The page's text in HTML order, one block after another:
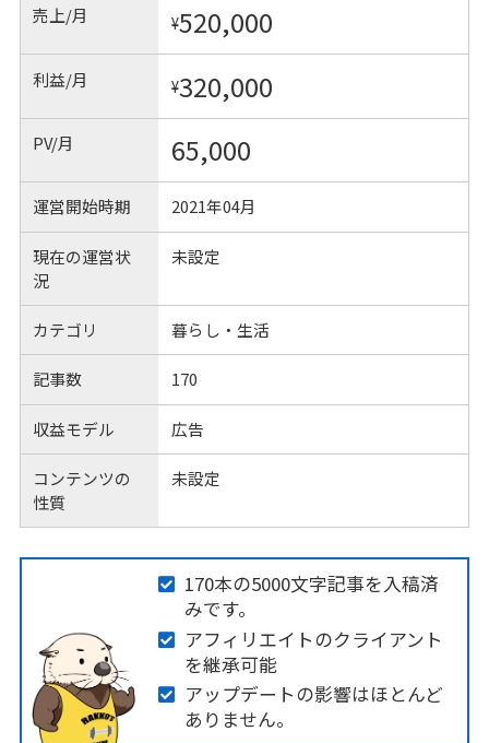
売上/月 ¥520,000
利益/月 ¥320,000
PV/月 65,000
運営開始時期 2021年04月
現在の運営状
況
未設定
カテゴリ 暮らし・生活
記事数 170
収益モデル 広告
コンテンツの
性質
未設定
170本の5000文字記事を入稿済
みです。
アフィリエイトのクライアント
を継承可能
アップデートの影響はほとんど
ありません。